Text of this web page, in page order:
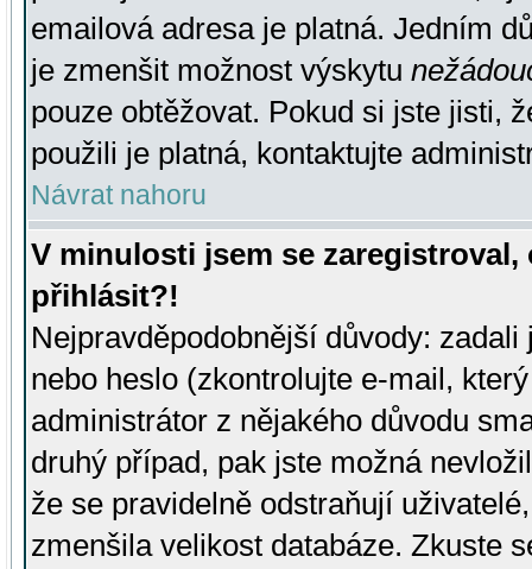
emailová adresa je platná. Jedním
je zmenšit možnost výskytu
pouze obtěžovat. Pokud si jste jisti,
použili je platná, kontaktujte
Návrat nahoru
V minulosti jsem se
přihlásit?!
Nejpravděpodobnější důvody:
nebo heslo (zkontrolujte e-mail,
administrátor z nějakého důvodu
druhý případ, pak jste možná
že se pravidelně odstraňují
zmenšila velikost databáze. Zkuste